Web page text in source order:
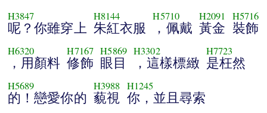
H3847
呢？你雖穿上
H8144
朱紅衣服
H5710
，佩戴
H2091
黃金
H5716
裝飾
H6320
，用顏料
H7167
修飾
H5869
眼目
H3302
，這樣標緻
H7723
是枉然
H5689
的！戀愛你的
H3988
藐視
H1245
你，並且尋索